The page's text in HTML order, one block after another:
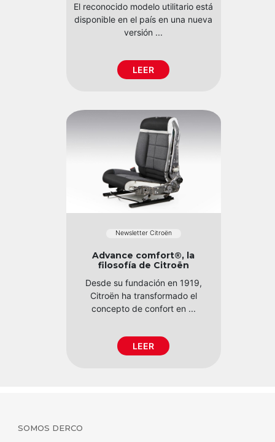
El reconocido modelo utilitario está
disponible en el país en una nueva
versión ...
LEER
Newsletter Citroën
Advance comfort®, la
filosofía de Citroën
Desde su fundación en 1919,
Citroën ha transformado el
concepto de confort en ...
LEER
SOMOS DERCO